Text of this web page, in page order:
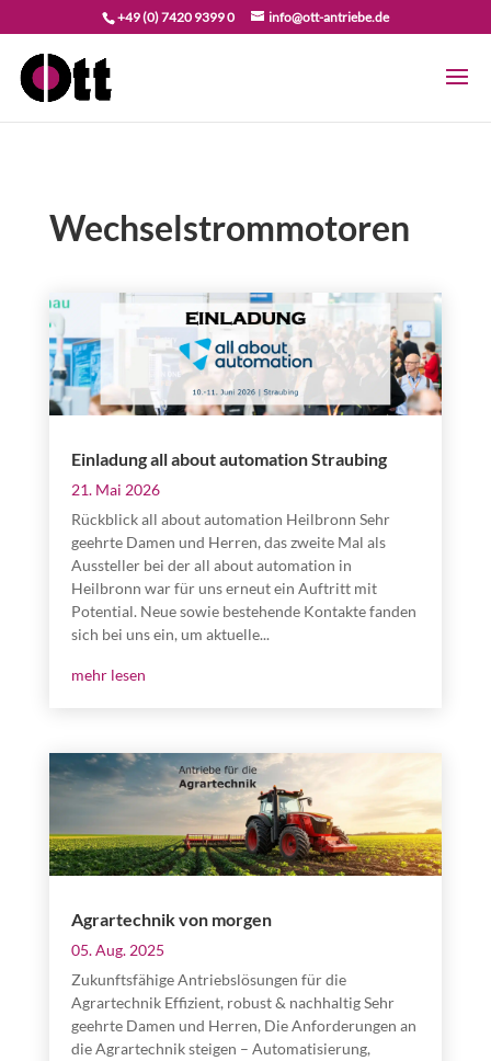
+49 (0) 7420 9399 0 info@ott-antriebe.de
Wechselstrommotoren
Einladung all about automation Straubing
21. Mai 2026
Rückblick all about automation Heilbronn Sehr
geehrte Damen und Herren, das zweite Mal als
Aussteller bei der all about automation in
Heilbronn war für uns erneut ein Auftritt mit
Potential. Neue sowie bestehende Kontakte fanden
sich bei uns ein, um aktuelle...
mehr lesen
Agrartechnik von morgen
05. Aug. 2025
Zukunftsfähige Antriebslösungen für die
Agrartechnik Effizient, robust & nachhaltig Sehr
geehrte Damen und Herren, Die Anforderungen an
die Agrartechnik steigen – Automatisierung,